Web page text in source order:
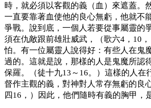
時，就必須以客觀的義（血）來遮蓋。
一直要靠著血使他的良心無虧，他就不
爭戰。說到底，一個人若要從事屬靈的
須在仇敵跟前雄壯威武，（歌六4，10
怕。有一位屬靈人說得好：有些人在鬼
過的。這就是說，那樣的人是鬼魔所認
保羅。（徒十九13～16。）這樣的人在
督作主觀的義，對神對人常存無虧的良
四16，）因此，他們隨時有義的胸甲，